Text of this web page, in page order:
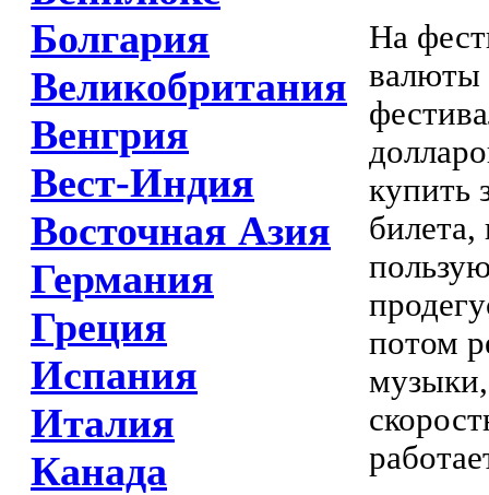
Болгария
Великобритания
Венгрия
Вест-Индия
Восточная Азия
Германия
Греция
Испания
Италия
Канада
На
валюты
купить
потом